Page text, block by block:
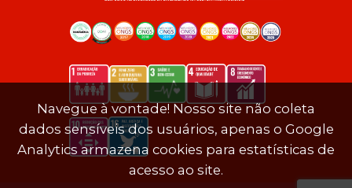
Navegue à vontade! Nosso site não coleta
dados sensíveis dos usuários, apenas o Google
Analytics armazena cookies para estatísticas de
acesso ao site.